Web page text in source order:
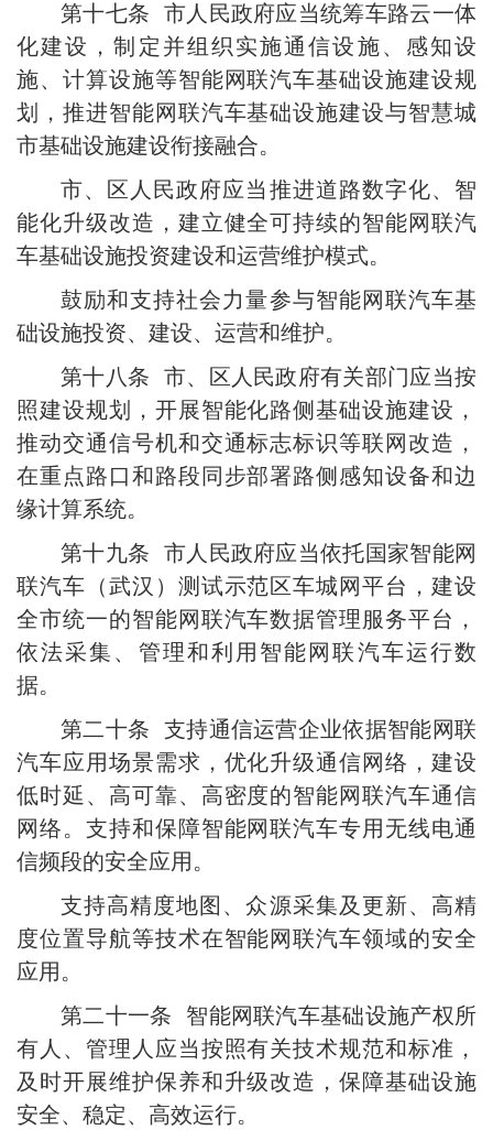
第十七条 市人民政府应当统筹车路云一体
化建设，制定并组织实施通信设施、感知设
施、计算设施等智能网联汽车基础设施建设规
划，推进智能网联汽车基础设施建设与智慧城
市基础设施建设衔接融合。
市、区人民政府应当推进道路数字化、智
能化升级改造，建立健全可持续的智能网联汽
车基础设施投资建设和运营维护模式。
鼓励和支持社会力量参与智能网联汽车基
础设施投资、建设、运营和维护。
第十八条 市、区人民政府有关部门应当按
照建设规划，开展智能化路侧基础设施建设，
推动交通信号机和交通标志标识等联网改造，
在重点路口和路段同步部署路侧感知设备和边
缘计算系统。
第十九条 市人民政府应当依托国家智能网
联汽车（武汉）测试示范区车城网平台，建设
全市统一的智能网联汽车数据管理服务平台，
依法采集、管理和利用智能网联汽车运行数
据。
第二十条 支持通信运营企业依据智能网联
汽车应用场景需求，优化升级通信网络，建设
低时延、高可靠、高密度的智能网联汽车通信
网络。支持和保障智能网联汽车专用无线电通
信频段的安全应用。
支持高精度地图、众源采集及更新、高精
度位置导航等技术在智能网联汽车领域的安全
应用。
第二十一条 智能网联汽车基础设施产权所
有人、管理人应当按照有关技术规范和标准，
及时开展维护保养和升级改造，保障基础设施
安全、稳定、高效运行。